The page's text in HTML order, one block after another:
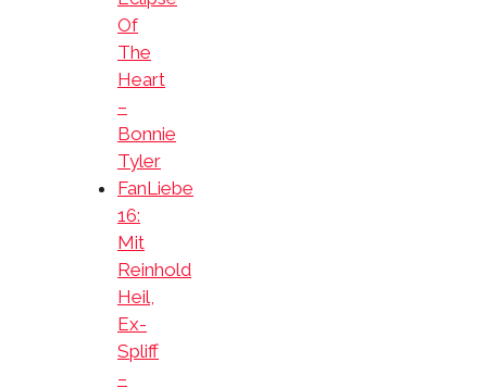
Of
The
Heart
–
Bonnie
Tyler
FanLiebe
16:
Mit
Reinhold
Heil,
Ex-
Spliff
–